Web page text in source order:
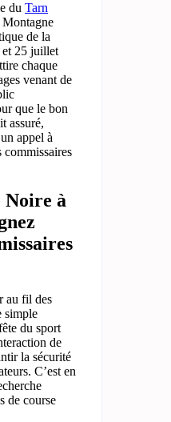
du Tarn
de la
et 25 juillet
chaque
venant de
que le bon
assuré,
appel à
commissaires
Noire à
au fil des
simple
du sport
de
la sécurité
C’est en
de course